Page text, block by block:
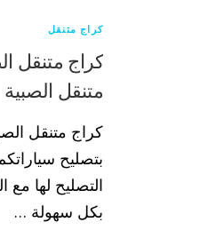
كراج متنقل
متنقل الصبية
كراج متنقل
بتصليح
التصليح لها مع
بكل سهولة …